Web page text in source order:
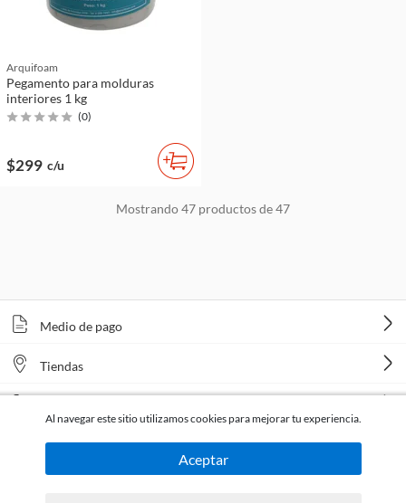
Arquifoam
Pegamento para molduras
interiores 1 kg
(0)
$299 c/u
Mostrando47 productos de47
Medio de pago
Tiendas
Al navegar este sitio utilizamos cookies para mejorar tu experiencia.
Aceptar